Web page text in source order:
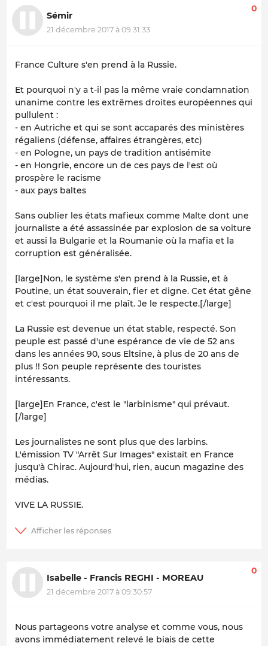
Sémir
21 décembre 2017 à 09:31:33
0
France Culture s'en prend à la Russie.
Et pourquoi n'y a t-il pas la même vraie condamnation
unanime contre les extrêmes droites européennes qui
pullulent :
- en Autriche et qui se sont accaparés des ministères
régaliens (défense, affaires étrangères, etc)
- en Pologne, un pays de tradition antisémite
- en Hongrie, encore un de ces pays de l'est où
prospère le racisme
- aux pays baltes
Sans oublier les états mafieux comme Malte dont une
journaliste a été assassinée par explosion de sa voiture
et aussi la Bulgarie et la Roumanie où la mafia et la
corruption est généralisée.
[large]Non, le système s'en prend à la Russie, et à
Poutine, un état souverain, fier et digne. Cet état gêne
et c'est pourquoi il me plaît. Je le respecte.[/large]
La Russie est devenue un état stable, respecté. Son
peuple est passé d'une espérance de vie de 52 ans
dans les années 90, sous Eltsine, à plus de 20 ans de
plus !! Son peuple représente des touristes
intéressants.
[large]En France, c'est le "larbinisme" qui prévaut.
[/large]
Les journalistes ne sont plus que des larbins.
L'émission TV "Arrêt Sur Images" existait en France
jusqu'à Chirac. Aujourd'hui, rien, aucun magazine des
médias.
VIVE LA RUSSIE.
Isabelle - Francis REGHI - MOREAU
21 décembre 2017 à 09:30:57
0
Nous partageons votre analyse et comme vous, nous
avons immédiatement relevé le biais de cette